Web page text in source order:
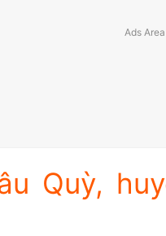
Quỳ,